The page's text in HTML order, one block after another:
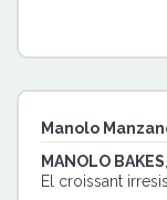
Manolo
MANOLO BAKES
El croissant